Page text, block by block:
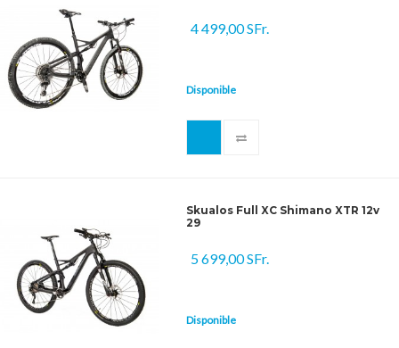
4 499,00 SFr.
Disponible
Skualos Full XC Shimano XTR 12v
29
5 699,00 SFr.
Disponible